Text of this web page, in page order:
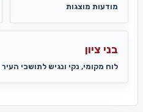
מודעות מוצגות
בני ציון
לוח מקומי, נקי ונגיש לתושבי העיר